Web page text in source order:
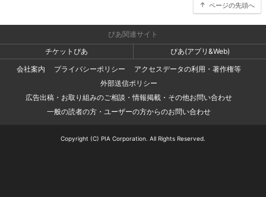
ページの先頭へ
ぴあ関連サイト
チケットぴあ
ぴあ(アプリ&Web)
会社案内
プライバシーポリシー
アクセスデータの利用・著作権等
外部送信ポリシー
広告出稿・お取り組みのご相談・情報掲載・その他お問い合わせ
一般の読者の方・ユーザーの方からのお問い合わせ
Copyright (C) PIA Corporation. All Rights Reserved.